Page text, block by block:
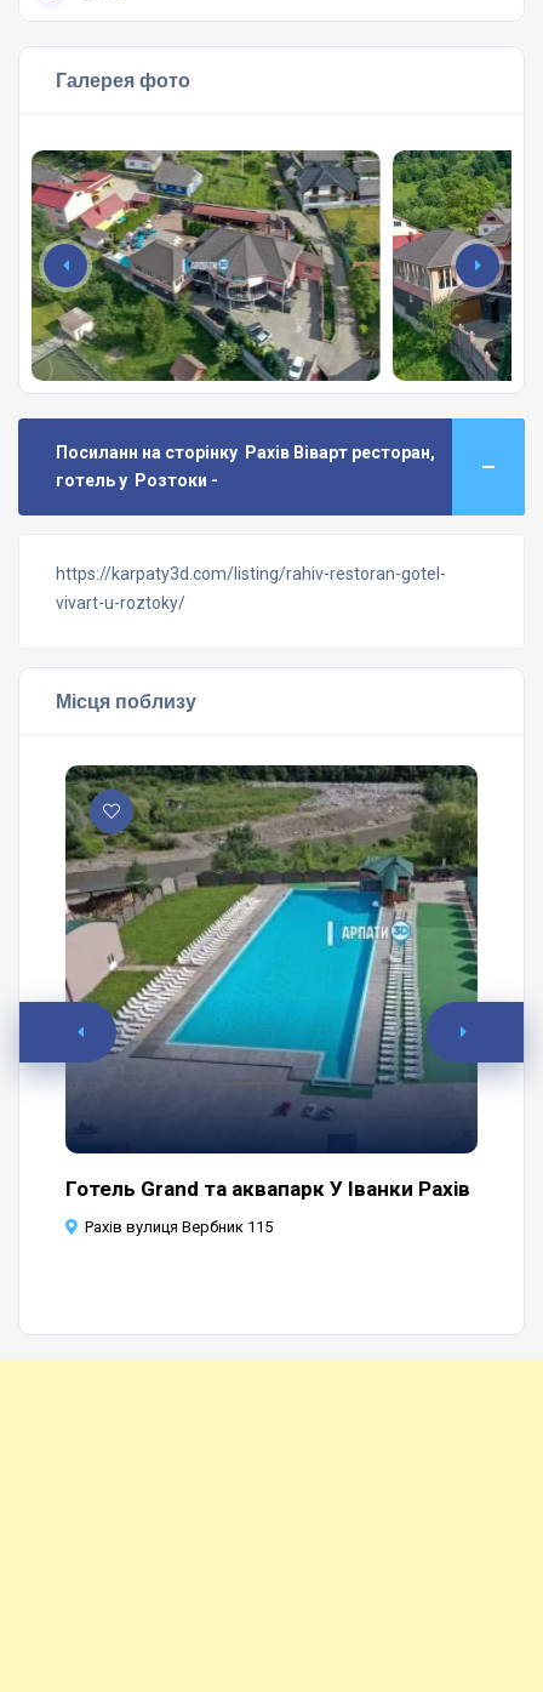
Галерея фото
Посиланн на сторінку Рахів Віварт ресторан,
готель у Розтоки -
https://karpaty3d.com/listing/rahiv-restoran-gotel-
vivart-u-roztoky/
Місця поблизу
Готель Grand та аквапарк У Іванки Рахів
Рахів вулиця Вербник 115